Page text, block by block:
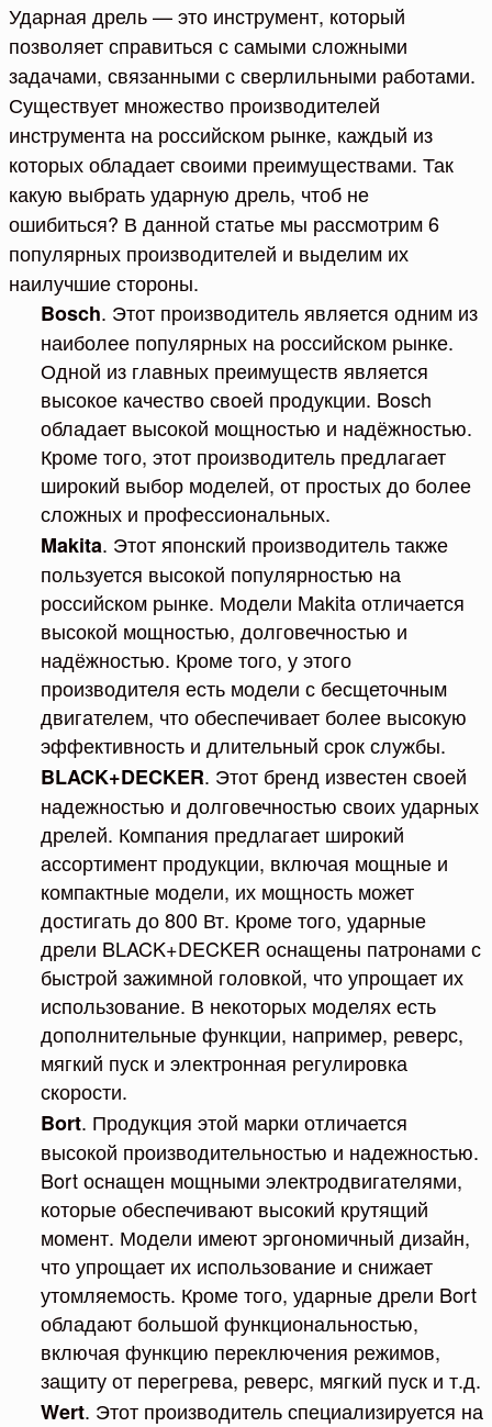
Ударная дрель — это инструмент, который
позволяет справиться с самыми сложными
задачами, связанными с сверлильными работами.
Существует множество производителей
инструмента на российском рынке, каждый из
которых обладает своими преимуществами. Так
какую выбрать ударную дрель, чтоб не
ошибиться? В данной статье мы рассмотрим 6
популярных производителей и выделим их
наилучшие стороны.
Bosch. Этот производитель является одним из
наиболее популярных на российском рынке.
Одной из главных преимуществ является
высокое качество своей продукции. Bosch
обладает высокой мощностью и надёжностью.
Кроме того, этот производитель предлагает
широкий выбор моделей, от простых до более
сложных и профессиональных.
Makita. Этот японский производитель также
пользуется высокой популярностью на
российском рынке. Модели Makita отличается
высокой мощностью, долговечностью и
надёжностью. Кроме того, у этого
производителя есть модели с бесщеточным
двигателем, что обеспечивает более высокую
эффективность и длительный срок службы.
BLACK+DECKER. Этот бренд известен своей
надежностью и долговечностью своих ударных
дрелей. Компания предлагает широкий
ассортимент продукции, включая мощные и
компактные модели, их мощность может
достигать до 800 Вт. Кроме того, ударные
дрели BLACK+DECKER оснащены патронами с
быстрой зажимной головкой, что упрощает их
использование. В некоторых моделях есть
дополнительные функции, например, реверс,
мягкий пуск и электронная регулировка
скорости.
Bort. Продукция этой марки отличается
высокой производительностью и надежностью.
Bort оснащен мощными электродвигателями,
которые обеспечивают высокий крутящий
момент. Модели имеют эргономичный дизайн,
что упрощает их использование и снижает
утомляемость. Кроме того, ударные дрели Bort
обладают большой функциональностью,
включая функцию переключения режимов,
защиту от перегрева, реверс, мягкий пуск и т.д.
Wert. Этот производитель специализируется на